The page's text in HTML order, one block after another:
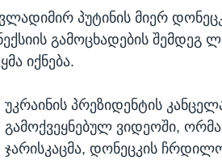
პუტინის მიერ
გამოცხადების შემდეგ
იქნება.
უკრაინის პრეზიდენტის
გამოქვეყნებულ ვიდეოში,
ჯარისკაცმა, დონეცკის